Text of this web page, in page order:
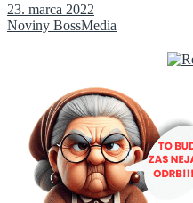
23. marca 2022
Noviny BossMedia